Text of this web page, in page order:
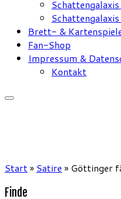
Brett- &
Fan-Shop
Impressum &
Kontakt
Start» Satire » Göttinger
Finde